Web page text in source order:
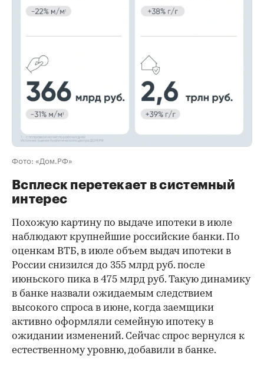
Фото: «Дом.РФ»
Всплеск перетекает в системный
интерес
Похожую картину по выдаче ипотеки в июле
наблюдают крупнейшие российские банки. По
оценкам ВТБ, в июле объем выдач ипотеки в
России снизился до 355 млрд руб. после
июньского пика в 475 млрд руб. Такую динамику
в банке назвали ожидаемым следствием
высокого спроса в июне, когда заемщики
активно оформляли семейную ипотеку в
ожидании изменений. Сейчас спрос вернулся к
естественному уровню, добавили в банке.